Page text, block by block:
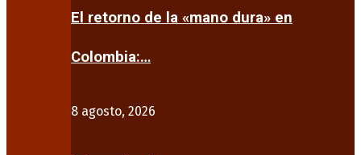
El retorno de la «mano dura» en
Colombia:…
8 agosto, 2026